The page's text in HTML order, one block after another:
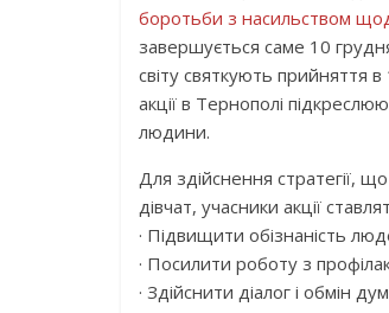
боротьби з насильством
завершується саме 10
світу святкують прийняття
акції в Тернополі
людини.
Для здійснення стратегії,
дівчат, учасники акції
· Підвищити обізнаність
· Посилити роботу з
· Здійснити діалог і обмін